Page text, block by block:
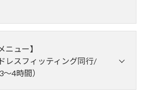
ニュー】
レスフィッティング同行/
4時間）